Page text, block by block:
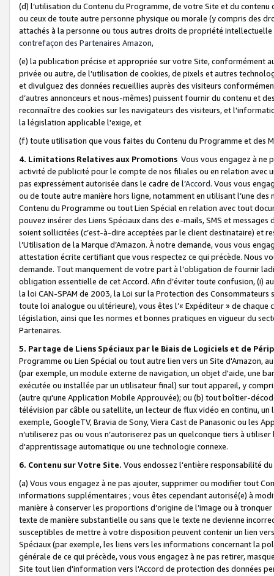
(d) l’utilisation du Contenu du Programme, de votre Site et du
ou ceux de toute autre personne physique ou morale (y compris des
attachés à la personne ou tous autres droits de propriété
contrefaçon des Partenaires Amazon,
(e) la publication précise et appropriée sur votre Site, conformément
privée ou autre, de l’utilisation de cookies, de pixels et autres
et divulguez des données recueillies auprès des visiteurs
d’autres annonceurs et nous-mêmes) puissent fournir du contenu et
reconnaître des cookies sur les navigateurs des visiteurs, et
la législation applicable l'exige, et
(f) toute utilisation que vous faites du Contenu du Programme et des
4. Limitations Relatives aux Promotions Vous vous engagez à ne
activité de publicité pour le compte de nos filiales ou en relation avec
pas expressément autorisée dans le cadre de l’Accord. Vous vous
ou de toute autre manière hors ligne, notamment en utilisant l’une
Contenu du Programme ou tout Lien Spécial en relation avec tout
pouvez insérer des Liens Spéciaux dans des e-mails, SMS et
soient sollicitées (c’est-à-dire acceptées par le client destinataire) et
l’Utilisation de la Marque d’Amazon. À notre demande, vous vous
attestation écrite certifiant que vous respectez ce qui précède. Nous
demande. Tout manquement de votre part à l’obligation de fournir
obligation essentielle de cet Accord. Afin d’éviter toute confusion, (i)
la loi CAN-SPAM de 2003, la Loi sur la Protection des
toute loi analogue ou ultérieure), vous êtes l’« Expéditeur » de
législation, ainsi que les normes et bonnes pratiques en vigueur du
Partenaires.
5. Partage de Liens Spéciaux par le Biais de Logiciels et de
Programme ou Lien Spécial ou tout autre lien vers un Site d'Amazon,
(par exemple, un module externe de navigation, un objet d'aide, une
exécutée ou installée par un utilisateur final) sur tout appareil, y
(autre qu'une Application Mobile Approuvée); ou (b) tout boîtier-
télévision par câble ou satellite, un lecteur de flux vidéo en continu,
exemple, GoogleTV, Bravia de Sony, Viera Cast de Panasonic ou les
n’utiliserez pas ou vous n’autoriserez pas un quelconque tiers à
d'apprentissage automatique ou une technologie connexe.
6. Contenu sur Votre Site. Vous endossez l'entière responsabilité
(a) Vous vous engagez à ne pas ajouter, supprimer ou modifier tout
informations supplémentaires ; vous êtes cependant autorisé(e) à
manière à conserver les proportions d’origine de l’image ou à
texte de manière substantielle ou sans que le texte ne devienne
susceptibles de mettre à votre disposition peuvent contenir un lien
Spéciaux (par exemple, les liens vers les informations concernant la
générale de ce qui précède, vous vous engagez à ne pas retirer,
Site tout lien d'information vers l'Accord de protection des données